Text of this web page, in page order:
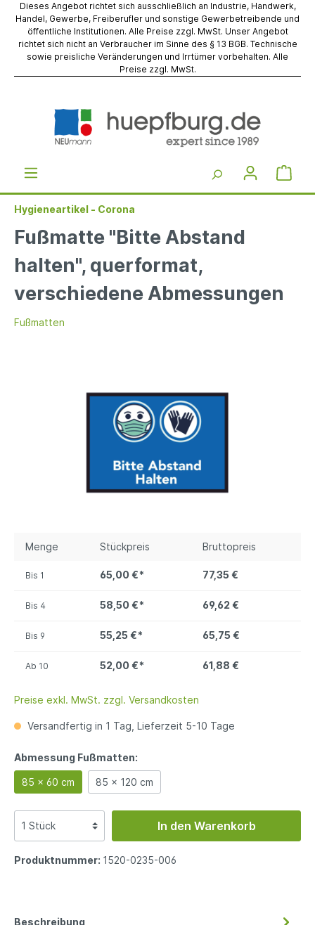
Dieses Angebot richtet sich ausschließlich an Industrie, Handwerk,
Handel, Gewerbe, Freiberufler und sonstige Gewerbetreibende und
öffentliche Institutionen. Alle Preise zzgl. MwSt. Unser Angebot
richtet sich nicht an Verbraucher im Sinne des § 13 BGB. Technische
sowie preisliche Veränderungen und Irrtümer vorbehalten. Alle
Preise zzgl. MwSt.
Hygieneartikel - Corona
Fußmatte "Bitte Abstand
halten", querformat,
verschiedene Abmessungen
Fußmatten
Menge Stückpreis Bruttopreis
Bis 1 65,00 €* 77,35 €
Bis 4 58,50 €* 69,62 €
Bis 9 55,25 €* 65,75 €
Ab 10 52,00 €* 61,88 €
Preise exkl. MwSt. zzgl. Versandkosten
Versandfertig in 1 Tag, Lieferzeit 5-10 Tage
Abmessung Fußmatten:
85 x 60 cm 85 x 120 cm
In den Warenkorb
Produktnummer: 1520-0235-006
Beschreibung